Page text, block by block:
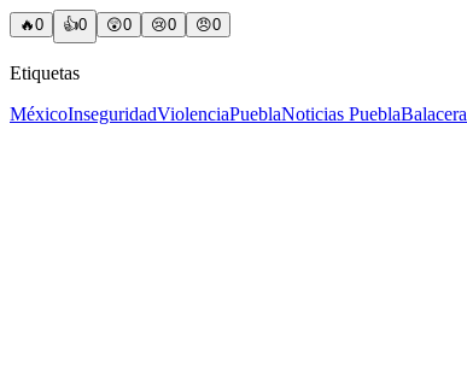
🔥0 👍0 😲0 😢0 😠0
Etiquetas
MéxicoInseguridadViolenciaPueblaNoticias PueblaBalacera